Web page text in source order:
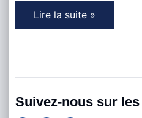
Lire la suite »
Suivez-nous sur